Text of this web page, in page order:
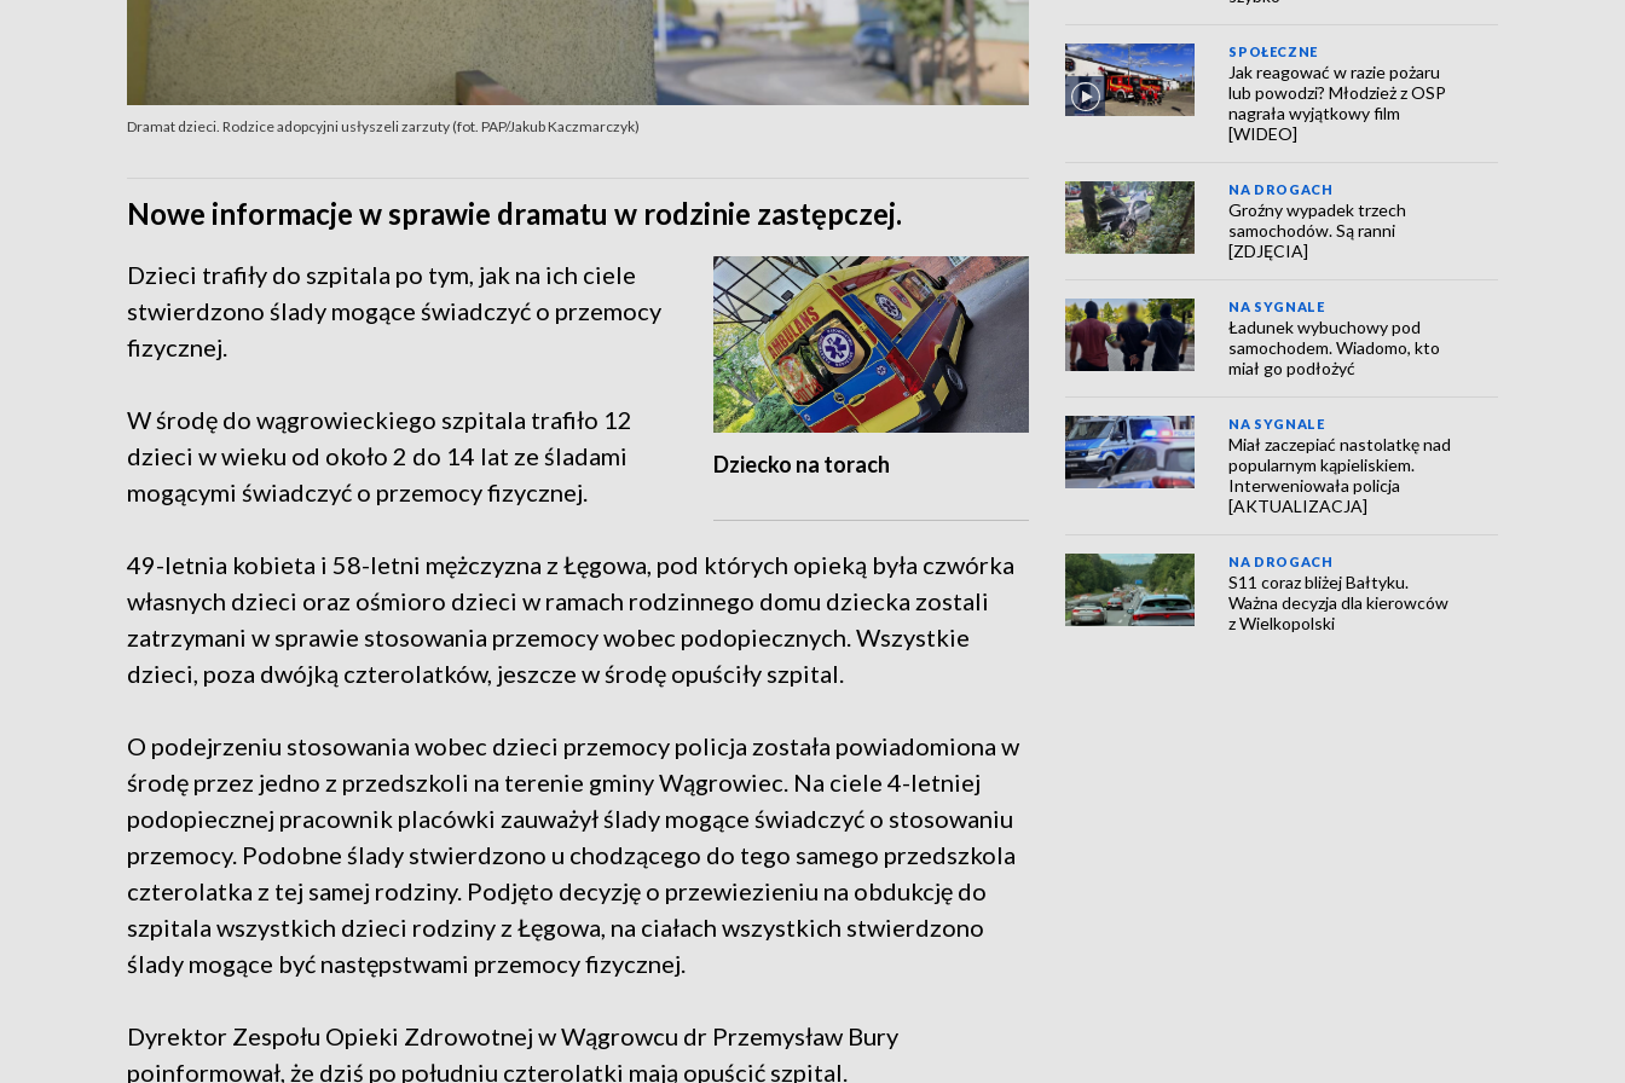
Dramat dzieci. Rodzice adopcyjni usłyszeli zarzuty (fot. PAP/Jakub Kaczmarczyk)
Nowe informacje w sprawie dramatu w rodzinie zastępczej.
Dziecko na torach
Dzieci trafiły do szpitala po tym, jak na ich ciele
stwierdzono ślady mogące świadczyć o przemocy
fizycznej.
W środę do wągrowieckiego szpitala trafiło 12
dzieci w wieku od około 2 do 14 lat ze śladami
mogącymi świadczyć o przemocy fizycznej.
49-letnia kobieta i 58-letni mężczyzna z Łęgowa, pod których opieką była czwórka
własnych dzieci oraz ośmioro dzieci w ramach rodzinnego domu dziecka zostali
zatrzymani w sprawie stosowania przemocy wobec podopiecznych. Wszystkie
dzieci, poza dwójką czterolatków, jeszcze w środę opuściły szpital.
O podejrzeniu stosowania wobec dzieci przemocy policja została powiadomiona w
środę przez jedno z przedszkoli na terenie gminy Wągrowiec. Na ciele 4-letniej
podopiecznej pracownik placówki zauważył ślady mogące świadczyć o stosowaniu
przemocy. Podobne ślady stwierdzono u chodzącego do tego samego przedszkola
czterolatka z tej samej rodziny. Podjęto decyzję o przewiezieniu na obdukcję do
szpitala wszystkich dzieci rodziny z Łęgowa, na ciałach wszystkich stwierdzono
ślady mogące być następstwami przemocy fizycznej.
Dyrektor Zespołu Opieki Zdrowotnej w Wągrowcu dr Przemysław Bury
poinformował, że dziś po południu czterolatki mają opuścić szpital.
SPOŁECZNE
Jak reagować w razie pożaru
lub powodzi? Młodzież z OSP
nagrała wyjątkowy film
[WIDEO]
NA DROGACH
Groźny wypadek trzech
samochodów. Są ranni
[ZDJĘCIA]
NA SYGNALE
Ładunek wybuchowy pod
samochodem. Wiadomo, kto
miał go podłożyć
NA SYGNALE
Miał zaczepiać nastolatkę nad
popularnym kąpieliskiem.
Interweniowała policja
[AKTUALIZACJA]
NA DROGACH
S11 coraz bliżej Bałtyku.
Ważna decyzja dla kierowców
z Wielkopolski